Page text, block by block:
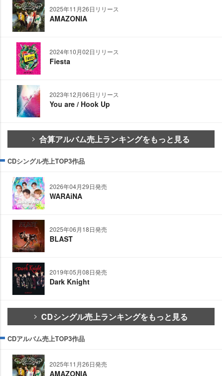
2025年11月26日リリース
AMAZONIA
2024年10月02日リリース
Fiesta
2023年12月06日リリース
You are / Hook Up
合算アルバム売上ランキングをもっと見る
CDシングル売上TOP3作品
2026年04月29日発売
WARAiNA
2025年06月18日発売
BLAST
2019年05月08日発売
Dark Knight
CDシングル売上ランキングをもっと見る
CDアルバム売上TOP3作品
2025年11月26日発売
AMAZONIA